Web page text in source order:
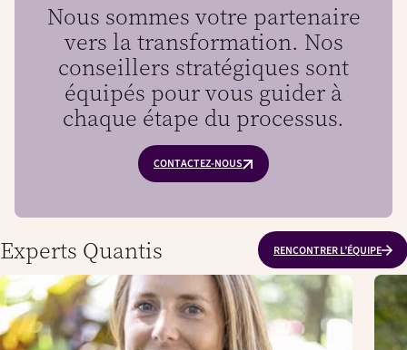
Nous sommes votre partenaire
vers la transformation. Nos
conseillers stratégiques sont
équipés pour vous guider à
chaque étape du processus.
CONTACTEZ-NOUS
Experts Quantis RENCONTRER L’ÉQUIPE